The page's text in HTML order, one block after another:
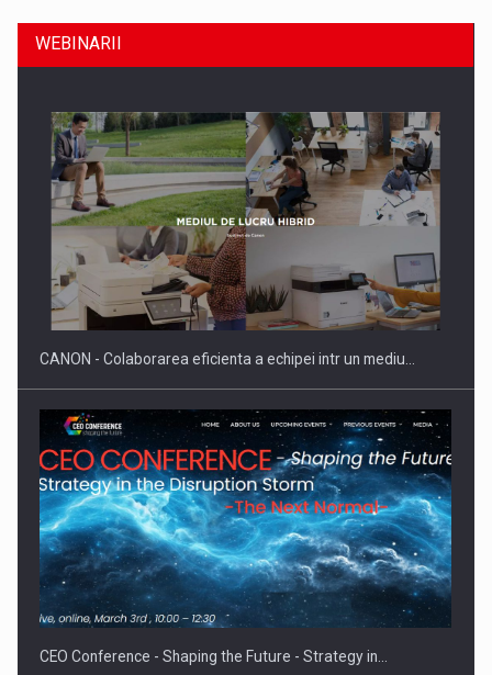
Producatorii si comerciantii care nu se supun noilor
reglementari…
Proteinmaxxing and the Future of Protein Demand
WEBINARII
CANON - Colaborarea eficienta a echipei intr un mediu…
CEO Conference - Shaping the Future - Strategy in…